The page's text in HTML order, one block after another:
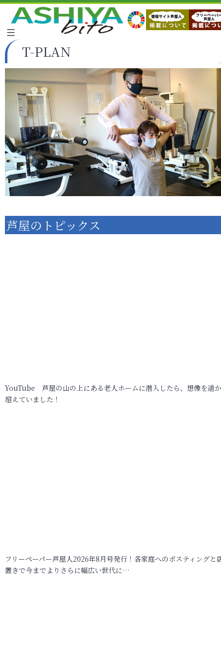
T-PLAN
芦屋のトピックス
YouTube 芦屋の山の上にある老人ホームに潜入したら、想像を遥
超えていました！
フリーペーパー芦屋人2026年8月号発行！各家庭へのポスティングと
置きで今までよりさらに幅広い世代に…